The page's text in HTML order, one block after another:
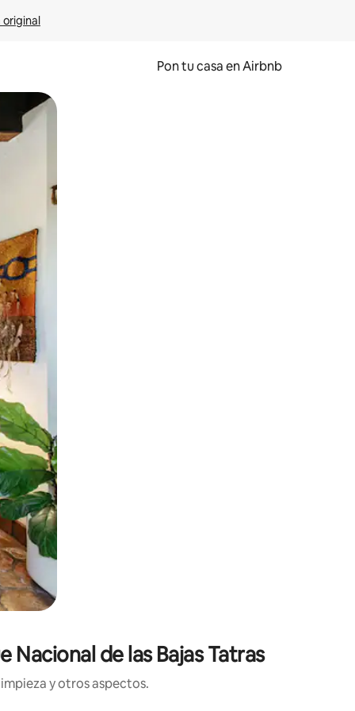
original
Pon tu casa en Airbnb
desliza el dedo.
de las Bajas Tatras
y otros aspectos.